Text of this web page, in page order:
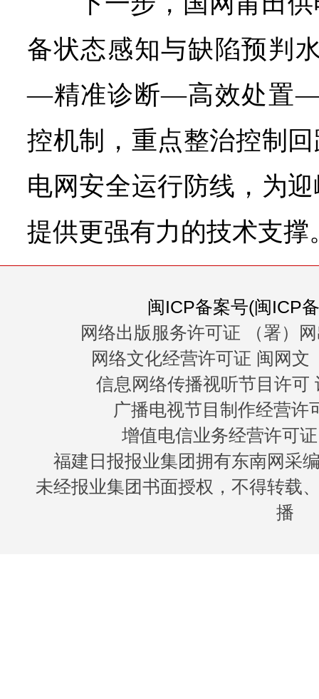
备状态感知与缺陷预判
—精准诊断—高效处置—
控机制，重点整治控制
电网安全运行防线，为
提供更强有力的技术支撑
闽ICP备案号(闽ICP
网络出版服务许可证 （署）
网络文化经营许可证 闽网文
信息网络传播视听节目许可
广播电视节目制作经营许
增值电信业务经营许可
福建日报报业集团拥有东南网采
未经报业集团书面授权，不得转载
播